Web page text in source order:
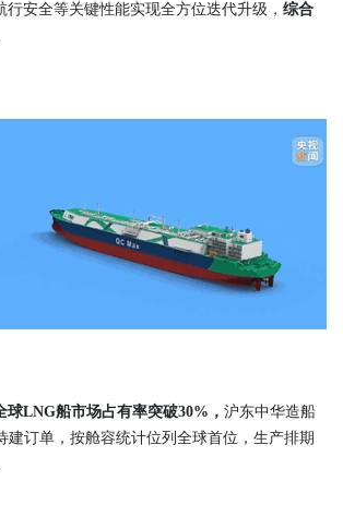
安全等关键性能实现全方位迭代升级， 综合
球LNG船市场占有率突破30% ， 沪东中华造船
建订单，按舱容统计位列全球首位，生产排期